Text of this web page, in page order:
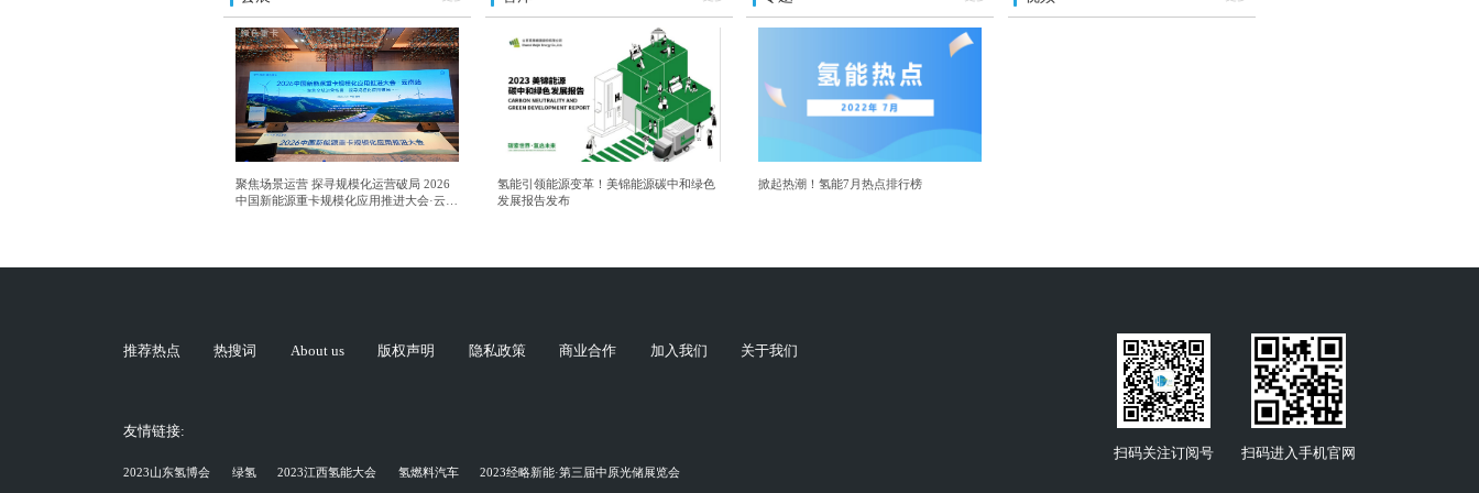
聚焦场景运营 探寻规模化运营破局 2026
中国新能源重卡规模化应用推进大会·云南
氢能引领能源变革！美锦能源碳中和绿色
发展报告发布
掀起热潮！氢能7月热点排行榜
推荐热点 热搜词 About us 版权声明 隐私政策 商业合作 加入我们 关于我们
友情链接:
2023山东氢博会 绿氢 2023江西氢能大会 氢燃料汽车 2023经略新能·第三届中原光储展览会
扫码关注订阅号 扫码进入手机官网